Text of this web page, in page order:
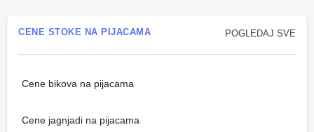
POGLEDAJ SVE
CENE STOKE NA PIJACAMA
Cene bikova na pijacama
Cene jagnjadi na pijacama